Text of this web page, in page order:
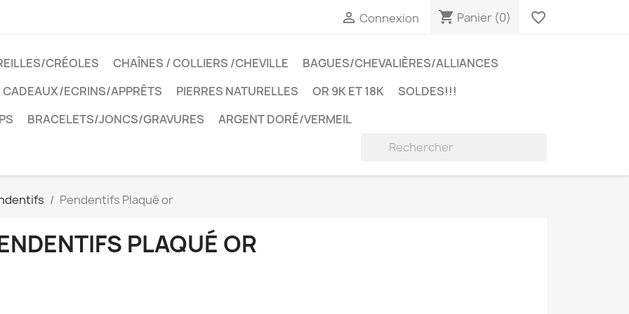
 Connexion shopping_cart Panier (0) favorite_border
CRÉOLES CHAÎNES / COLLIERS /CHEVILLE
BAGUES/CHEVALIÈRES/ALLIANCES
CADEAUX/ECRINS/APPRÊTS
PIERRES NATURELLES OR 9K ET 18K
SOLDES!!!
BRACELETS/JONCS/GRAVURES ARGENT DORÉ/VERMEIL

Pendentifs Plaqué or
PLAQUÉ OR